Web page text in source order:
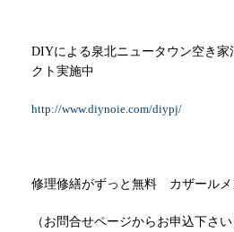
DIYによる泉北ニュータウン空き家
クト実施中
http://www.diynoie.com/diypj/
修理修繕がずっと無料 カザールメ
（お問合せページからお申込下さい